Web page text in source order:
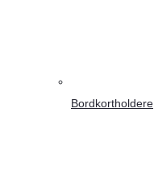
Bordkortholdere